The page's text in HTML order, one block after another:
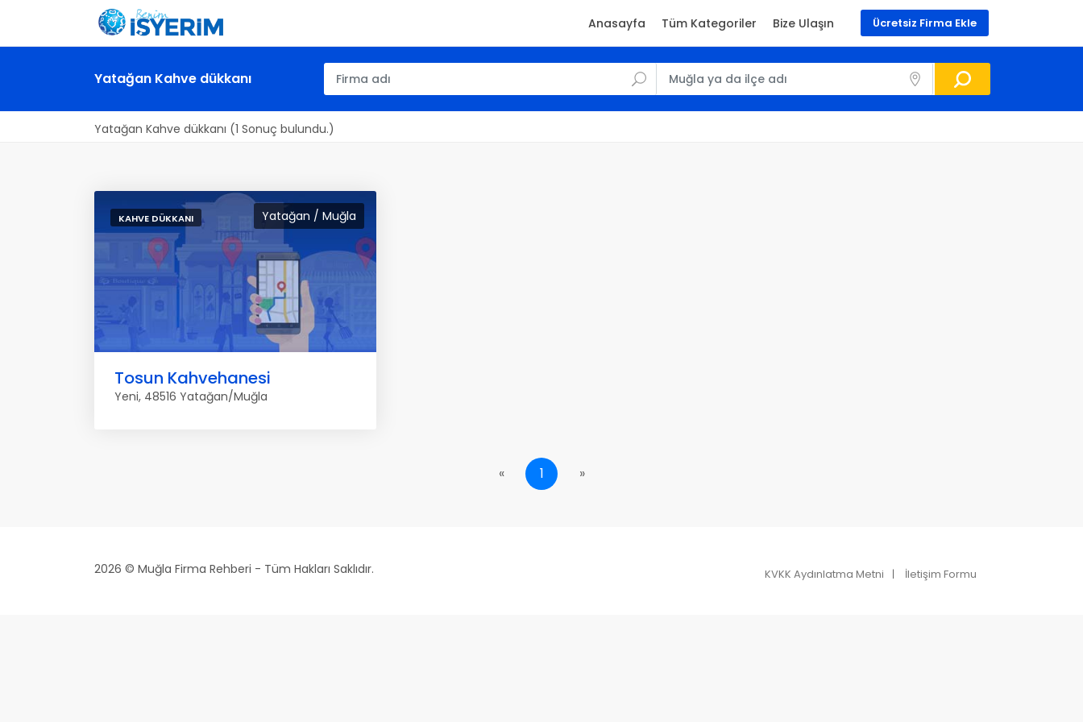
Ücretsiz Firma Ekle
Anasayfa Tüm Kategoriler Bize Ulaşın
Yatağan Kahve dükkanı
Yatağan Kahve dükkanı (1 Sonuç bulundu.)
Yatağan / Muğla
KAHVE DÜKKANI
Tosun Kahvehanesi
Yeni, 48516 Yatağan/Muğla
« 1 »
2026 © Muğla Firma Rehberi - Tüm Hakları Saklıdır. KVKK Aydınlatma Metni İletişim Formu